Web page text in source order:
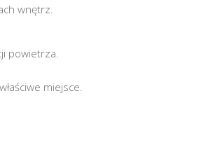
wnętrz.
powietrza.
miejsce.